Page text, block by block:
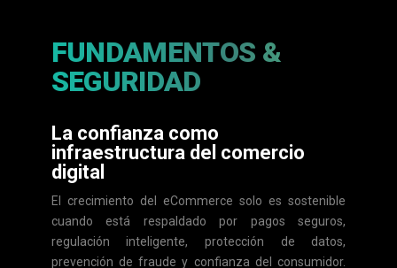
FUNDAMENTOS &
SEGURIDAD
La confianza como
infraestructura del comercio
digital
El crecimiento del eCommerce solo es sostenible
cuando está respaldado por pagos seguros,
regulación inteligente, protección de datos,
prevención de fraude y confianza del consumidor.